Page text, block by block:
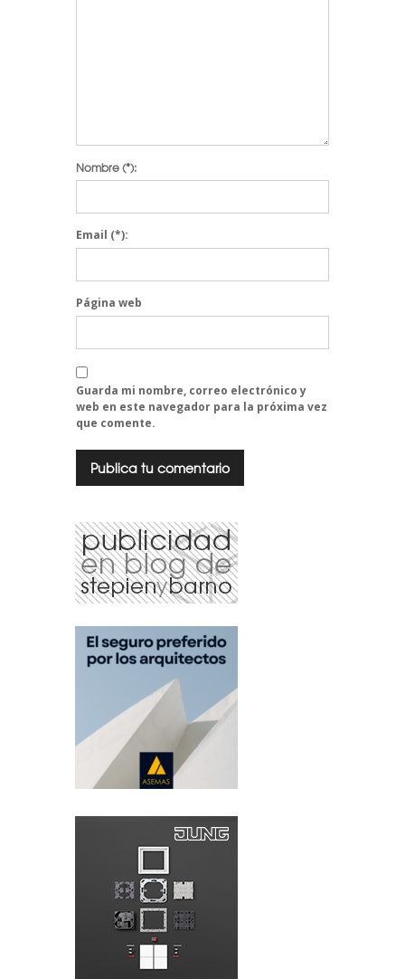
Nombre(*):
Email (*):
Página web
Guarda mi nombre, correo electrónico y
web en este navegador para la próxima vez
que comente.